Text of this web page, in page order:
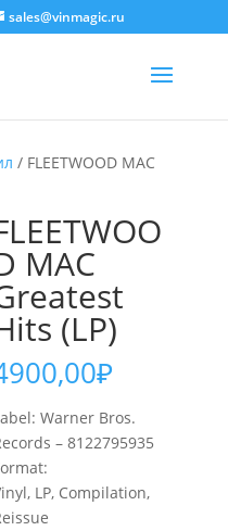
sales@vinmagic.ru
/ FLEETWOOD MAC
MAC
(LP)
₽
Warner Bros.
– 8122795935
LP, Compilation,